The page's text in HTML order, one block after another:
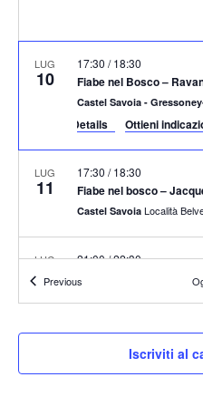
LUG
10 Fiabe nel Bosco –
17:30 / 18:30
Castel Savoia -
Event Details Ottieni
LUG
11 Fiabe nel bosco –
17:30 / 18:30
Castel Savoia
LUG
11 La mia Trinacria – Teatro
21:00/22:30
Fiabe nel Bosco –
18:30
PreviousEventi
Iscriviti al